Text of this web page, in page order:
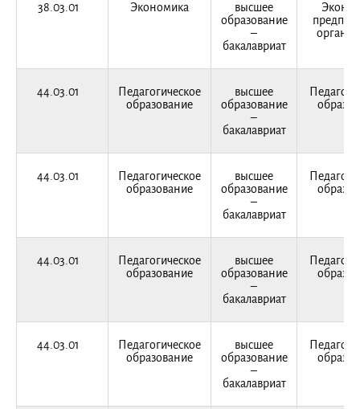
38.03.01 Экономика
высшее
образование
–
бакалавриат
44.03.01
Педагогическое
образование
высшее
образование
–
бакалавриат
44.03.01
Педагогическое
образование
высшее
образование
–
бакалавриат
44.03.01
Педагогическое
образование
высшее
образование
–
бакалавриат
44.03.01
Педагогическое
образование
высшее
образование
–
бакалавриат